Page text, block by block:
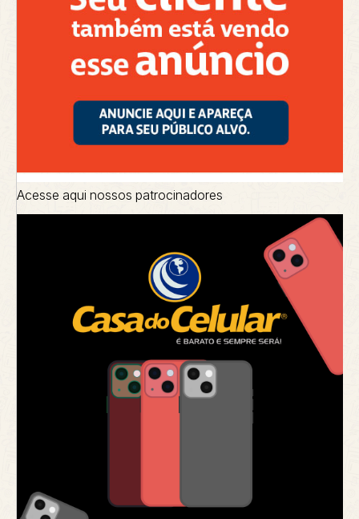
Acesse aqui nossos patrocinadores